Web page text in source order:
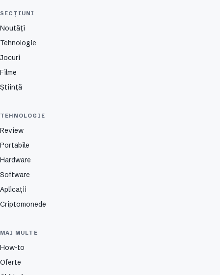
SECȚIUNI
Noutăți
Tehnologie
Jocuri
Filme
Știință
TEHNOLOGIE
Review
Portabile
Hardware
Software
Aplicații
Criptomonede
MAI MULTE
How-to
Oferte